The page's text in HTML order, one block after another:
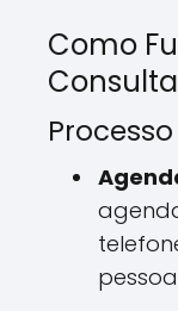
Como